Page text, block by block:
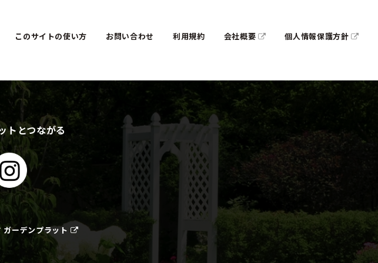
このサイトの使い方 お問い合わせ 利用規約 会社概要 個人情報保護方針
トとつながる
ーデンプラット